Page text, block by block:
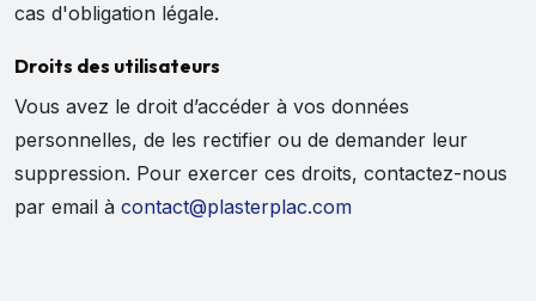
cas d'obligation légale.
Droits des utilisateurs
Vous avez le droit d’accéder à vos données
personnelles, de les rectifier ou de demander leur
suppression. Pour exercer ces droits, contactez-nous
par email à contact@plasterplac.com